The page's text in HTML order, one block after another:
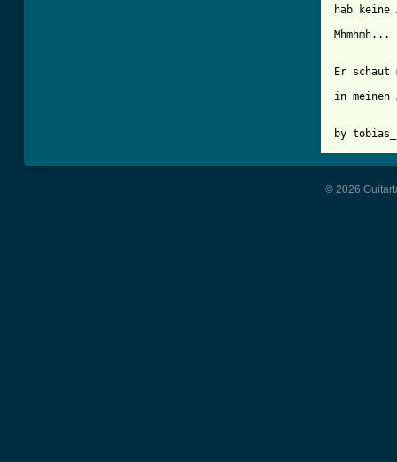
hab
Mhmhmh...
Er
in
by
© 2026